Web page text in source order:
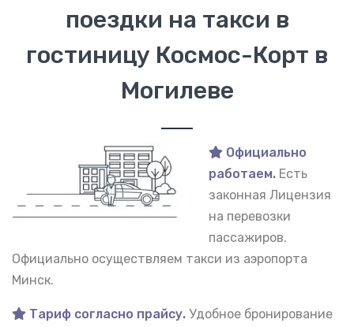
поездки на такси в
гостиницу Космос-Корт в
Могилеве
Официально
работаем. Есть
законная Лицензия
на перевозки
пассажиров.
Официально осуществляем такси из аэропорта
Минск.
Тариф согласно прайсу. Удобное бронирование